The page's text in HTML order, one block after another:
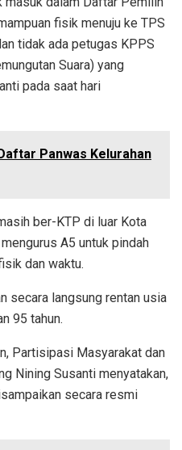
fisik menuju ke TPS
tidak ada petugas KPPS
Suara) yang
pada saat hari
Panwas Kelurahan
ber-KTP di luar Kota
A5 untuk pindah
dan waktu.
secara langsung rentan usia
95 tahun.
Partisipasi Masyarakat dan
Nining Susanti menyatakan,
secara resmi